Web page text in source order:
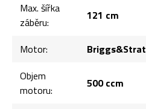
Max. šířka
záběru:
121 cm
Motor:
Objem
motoru:
500 ccm